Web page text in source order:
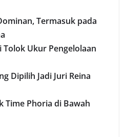
Termasuk pada
Tolok Ukur Pengelolaan
Dipilih Jadi Juri Reina
Time Phoria di Bawah